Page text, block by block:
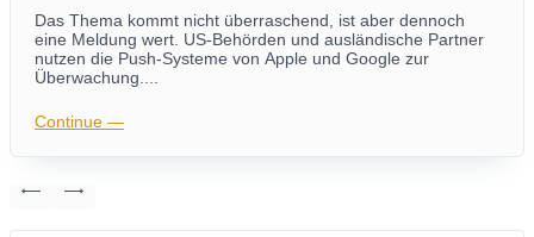
Das Thema kommt nicht überraschend, ist aber dennoch
eine Meldung wert. US-Behörden und ausländische Partner
nutzen die Push-Systeme von Apple und Google zur
Überwachung....
Continue ―